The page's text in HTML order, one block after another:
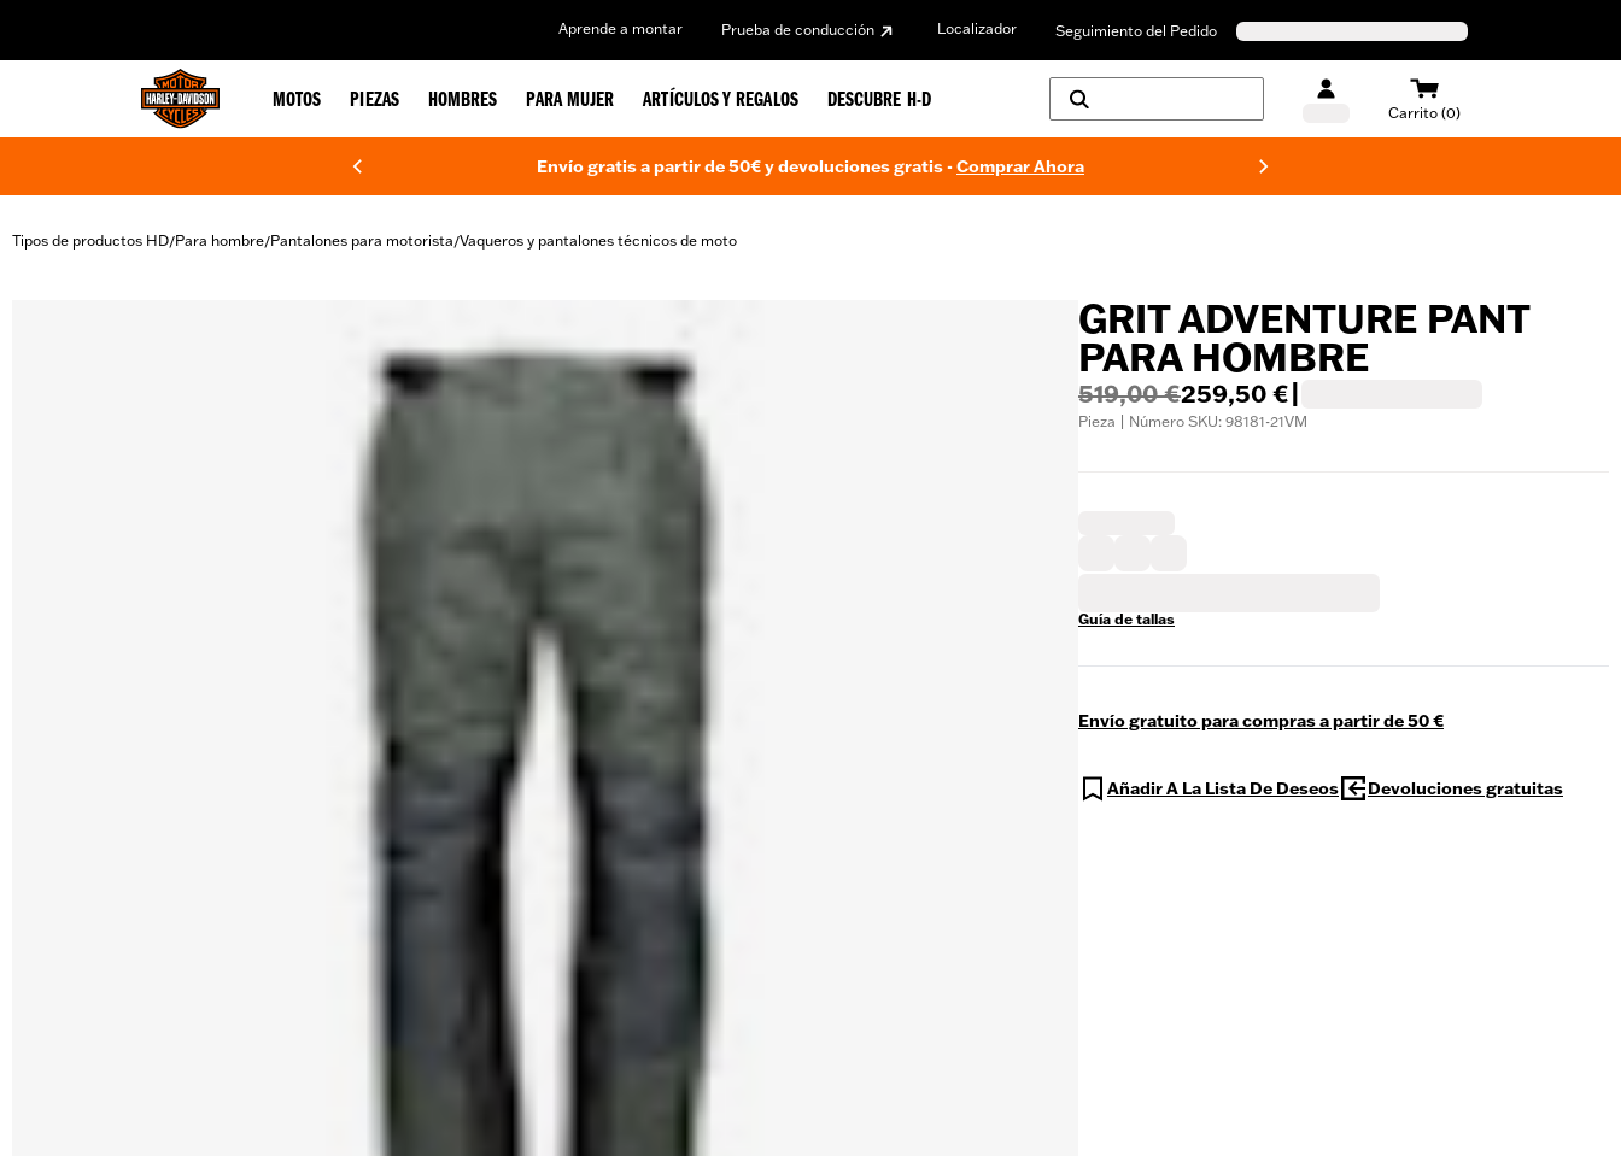
Aprende a montar Prueba de conducción Localizador Seguimiento del Pedido
MOTOS PIEZAS HOMBRES PARA MUJER ARTÍCULOS Y REGALOS DESCUBRE H-D
Carrito (0)
Envío gratis a partir de 50€ y devoluciones gratis -Comprar Ahora
Tipos de productos HD/Para hombre/Pantalones para motorista/Vaqueros y pantalones técnicos de moto
GRIT ADVENTURE PANT
PARA HOMBRE
519,00 €259,50 €
Pieza | Número SKU: 98181-21VM
Guía de tallas
Envío gratuito para compras a partir de 50 €
Añadir A La Lista De Deseos Devoluciones gratuitas